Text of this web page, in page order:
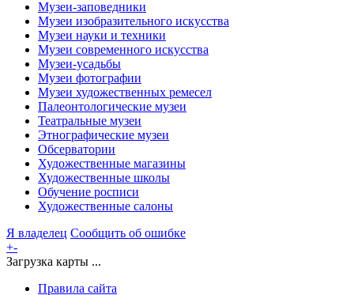
Музеи-заповедники
Музеи изобразительного искусства
Музеи науки и техники
Музеи современного искусства
Музеи-усадьбы
Музеи фотографии
Музеи художественных ремесел
Палеонтологические музеи
Театральные музеи
Этнографические музеи
Обсерватории
Художественные магазины
Художественные школы
Обучение росписи
Художественные салоны
Я владелец Сообщить об ошибке
+-
Загрузка карты ...
Правила сайта